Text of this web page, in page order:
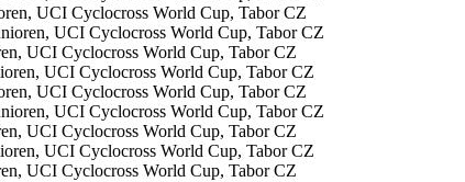
UCI Cyclocross World Cup, Tabor CZ
UCI Cyclocross World Cup, Tabor CZ
UCI Cyclocross World Cup, Tabor CZ
UCI Cyclocross World Cup, Tabor CZ
UCI Cyclocross World Cup, Tabor CZ